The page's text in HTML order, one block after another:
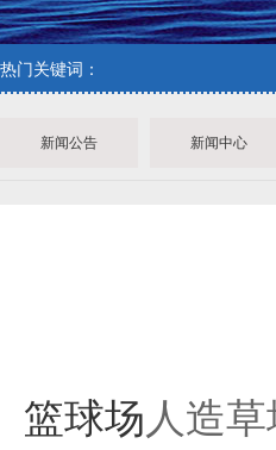
热门关键词：
新闻公告 新闻中心
篮球场 人造草